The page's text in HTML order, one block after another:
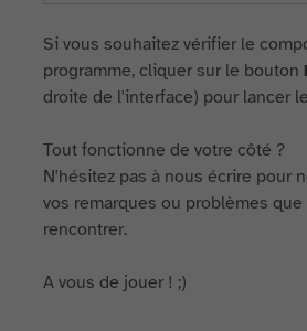
Si vous souhaitez vérifier le
programme, cliquer sur le bouton
droite de l'interface) pour lancer
Tout fonctionne de votre côté ?
N'hésitez pas à nous écrire pour
vos remarques ou problèmes
rencontrer.
A vous de jouer ! ;)